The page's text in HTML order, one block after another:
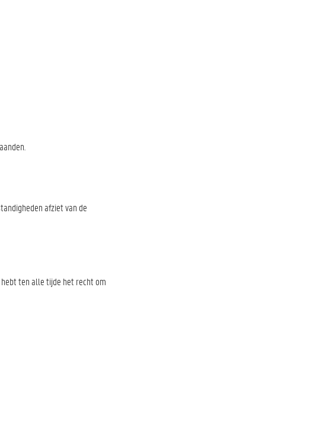
afziet van de
ten alle tijde het recht om